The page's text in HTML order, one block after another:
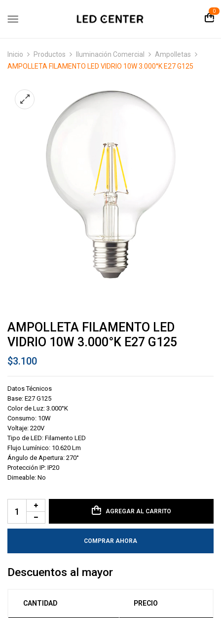
0
Inicio Productos Iluminación Comercial
Ampolletas
AMPOLLETA FILAMENTO LED VIDRIO 10W 3.000°K E27 G125
AMPOLLETA FILAMENTO LED
VIDRIO 10W 3.000°K E27 G125
$3.100
Datos Técnicos
Base: E27 G125
Color de Luz: 3.000°K
Consumo: 10W
Voltaje: 220V
Tipo de LED: Filamento LED
Flujo Lumínico: 10.620 Lm
Ángulo de Apertura: 270°
Protección IP: IP20
Dimeable: No
AGREGAR AL CARRITO
COMPRAR AHORA
Descuentos al mayor
CANTIDAD PRECIO